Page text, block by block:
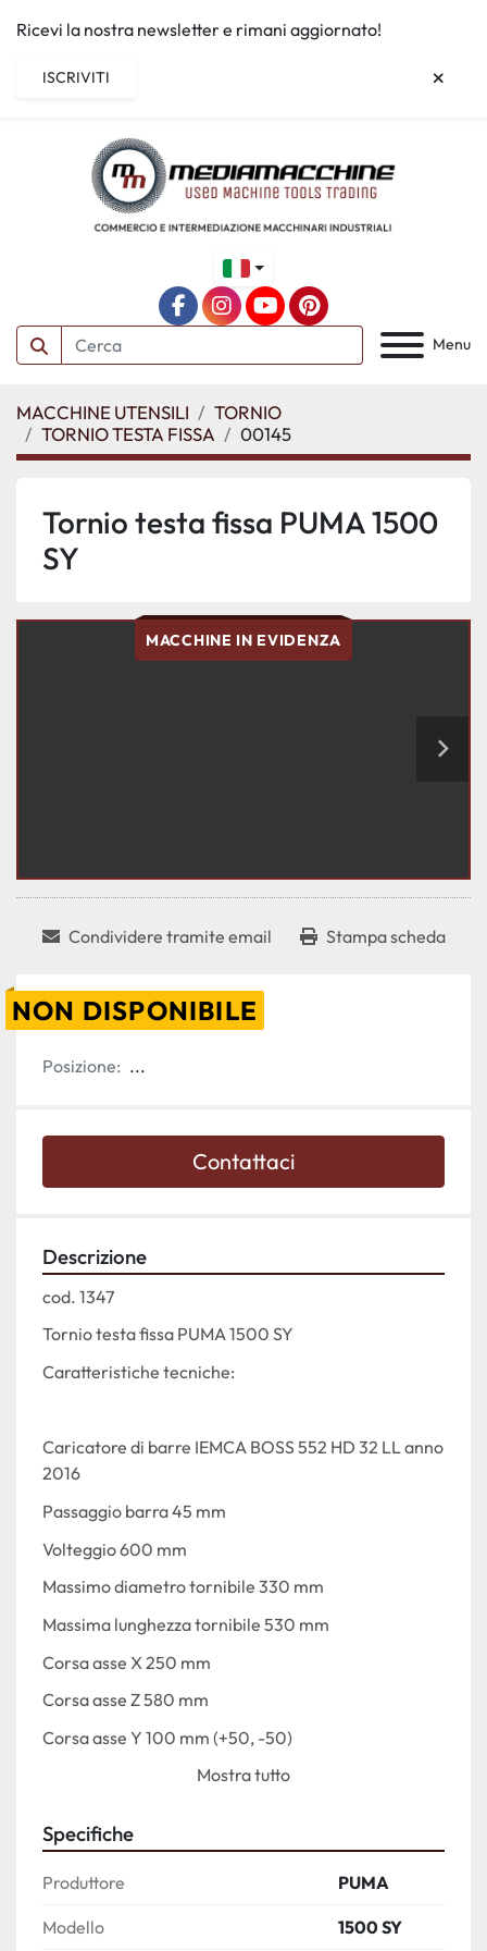
Ricevi la nostra newsletter e rimani aggiornato!
ISCRIVITI
Menu
facebookinstagram
youtubepinterest
MACCHINE UTENSILI
TORNIO
TORNIO TESTA FISSA
00145
Tornio testa fissa PUMA 1500
SY
MACCHINE IN EVIDENZA
Condividere tramite email Stampa scheda
NON DISPONIBILE
Posizione: ...
Contattaci
Descrizione
cod. 1347
Tornio testa fissa PUMA 1500 SY
Caratteristiche tecniche:
Caricatore di barre IEMCA BOSS 552 HD 32 LL anno
2016
Passaggio barra 45 mm
Volteggio 600 mm
Massimo diametro tornibile 330 mm
Massima lunghezza tornibile 530 mm
Corsa asse X 250 mm
Corsa asse Z 580 mm
Corsa asse Y 100 mm (+50, -50)
Corsa asse B 580 mm
Naso mandrino ASA 5
Diametro cuscinetto 90 mm
Foro mandrino 53 mm
Mostra tutto
Specifiche
Produttore PUMA
Modello 1500 SY